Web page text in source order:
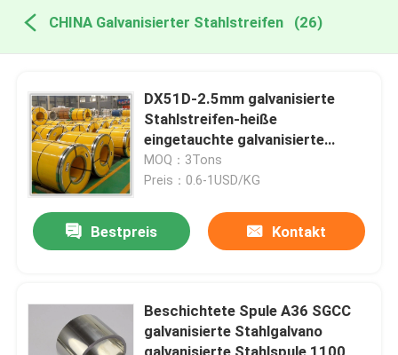
CHINA Galvanisierter Stahlstreifen (26)
DX51D-2.5mm galvanisierte
Stahlstreifen-heiße
eingetauchte galvanisierte
Blech-Streifen 10mm
MOQ：3Tons
Preis：0.6-1USD/KG
Bestpreis Kontakt
Beschichtete Spule A36 SGCC
galvanisierte Stahlgalvano
galvanisierte Stahlspule 1100